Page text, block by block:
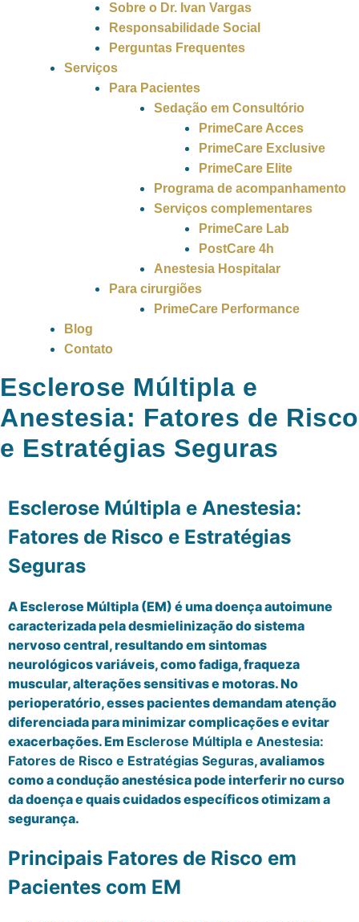
Sobre o Dr. Ivan Vargas
Responsabilidade Social
Perguntas Frequentes
Serviços
Para Pacientes
Sedação em Consultório
PrimeCare Acces
PrimeCare Exclusive
PrimeCare Elite
Programa de acompanhamento
Serviços complementares
PrimeCare Lab
PostCare 4h
Anestesia Hospitalar
Para cirurgiões
PrimeCare Performance
Blog
Contato
Esclerose Múltipla e
Anestesia: Fatores de Risco
e Estratégias Seguras
Esclerose Múltipla e Anestesia:
Fatores de Risco e Estratégias
Seguras
A Esclerose Múltipla (EM) é uma doença autoimune
caracterizada pela desmielinização do sistema
nervoso central, resultando em sintomas
neurológicos variáveis, como fadiga, fraqueza
muscular, alterações sensitivas e motoras. No
perioperatório, esses pacientes demandam atenção
diferenciada para minimizar complicações e evitar
exacerbações. Em Esclerose Múltipla e Anestesia:
Fatores de Risco e Estratégias Seguras, avaliamos
como a condução anestésica pode interferir no curso
da doença e quais cuidados específicos otimizam a
segurança.
Principais Fatores de Risco em
Pacientes com EM